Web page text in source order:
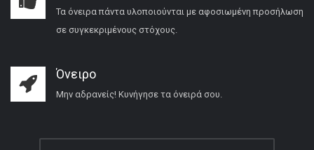
Τα όνειρα πάντα υλοποιούνται με αφοσιωμένη προσήλωση
σε συγκεκριμένους στόχους.
Όνειρο
Μην αδρανείς! Κυνήγησε τα όνειρά σου.